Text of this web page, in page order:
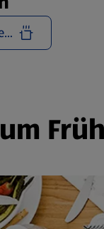
Rezepte entdecken